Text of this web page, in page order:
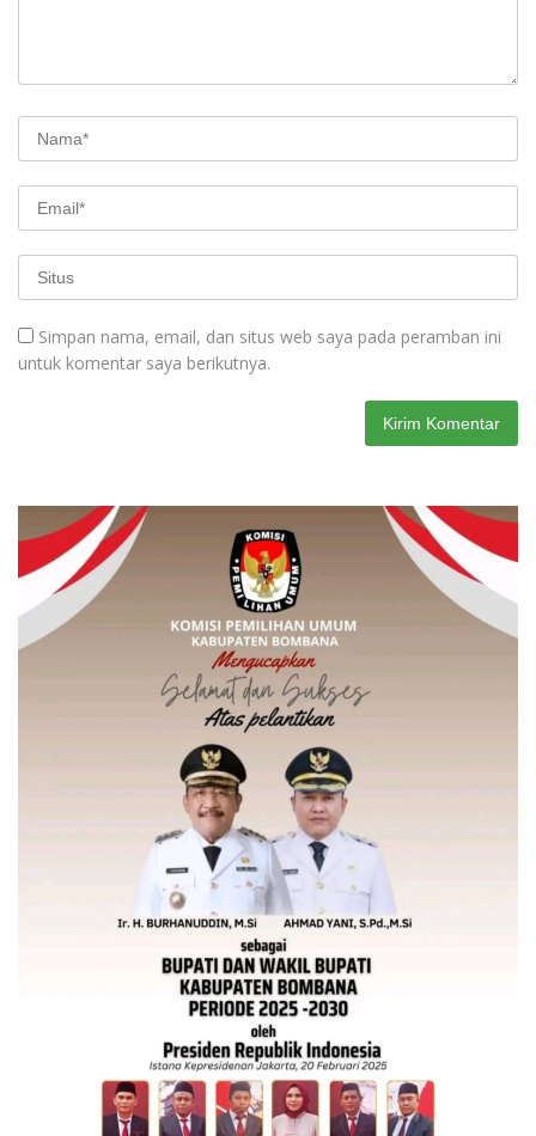
Simpan nama, email, dan situs web saya pada peramban ini
untuk komentar saya berikutnya.